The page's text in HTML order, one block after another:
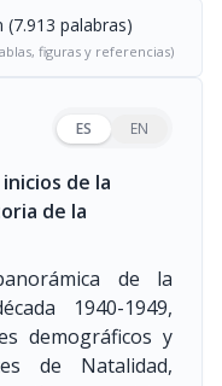
palabras)
figuras y referencias)
ES EN
de la
de la
de la
1940-1949,
demográficos y
de Natalidad,